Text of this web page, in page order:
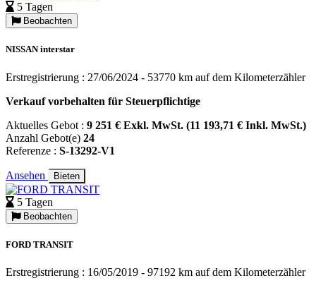
5 Tagen
Beobachten
NISSAN interstar
Erstregistrierung : 27/06/2024 - 53770 km auf dem Kilometerzähler
Verkauf vorbehalten für Steuerpflichtige
Aktuelles Gebot : 9 251 € Exkl. MwSt. (11 193,71 € Inkl. MwSt.)
Anzahl Gebot(e) 24
Referenze : S-13292-V1
Ansehen Bieten
5 Tagen
Beobachten
FORD TRANSIT
Erstregistrierung : 16/05/2019 - 97192 km auf dem Kilometerzähler